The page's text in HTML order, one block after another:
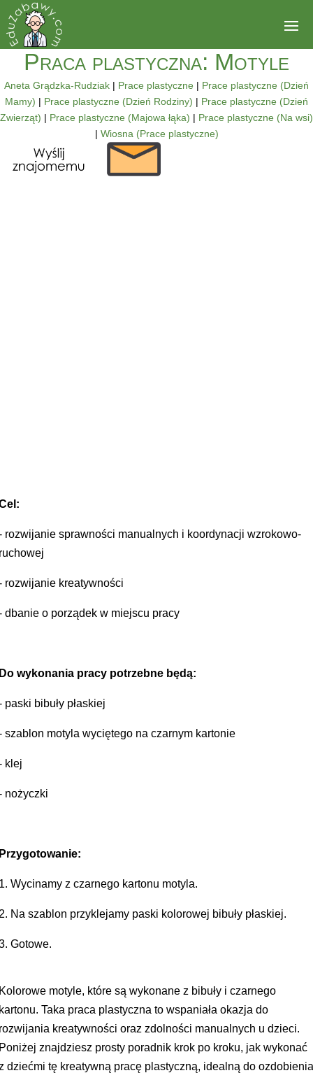
Praca plastyczna: Motyle
Aneta Grądzka-Rudziak | Prace plastyczne | Prace plastyczne (Dzień
Mamy) | Prace plastyczne (Dzień Rodziny) | Prace plastyczne (Dzień
Zwierząt) | Prace plastyczne (Majowa łąka) | Prace plastyczne (Na wsi)
| Wiosna (Prace plastyczne)
rozwijanie sprawności manualnych i koordynacji wzrokowo-
rozwijanie kreatywności
dbanie o porządek w miejscu pracy
wykonania pracy potrzebne będą:
paski bibuły płaskiej
szablon motyla wyciętego na czarnym kartonie
klej
nożyczki
Wycinamy z czarnego kartonu motyla.
Na szablon przyklejamy paski kolorowej bibuły płaskiej.
Gotowe.
motyle, które są wykonane z bibuły i czarnego
Taka praca plastyczna to wspaniała okazja do
kreatywności oraz zdolności manualnych u dzieci.
znajdziesz prosty poradnik krok po kroku, jak wykonać
dziećmi tę kreatywną pracę plastyczną, idealną do